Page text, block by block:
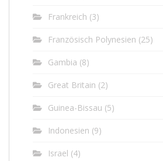
Frankreich (3)
Französisch Polynesien (25)
Gambia (8)
Great Britain (2)
Guinea-Bissau (5)
Indonesien (9)
Israel (4)